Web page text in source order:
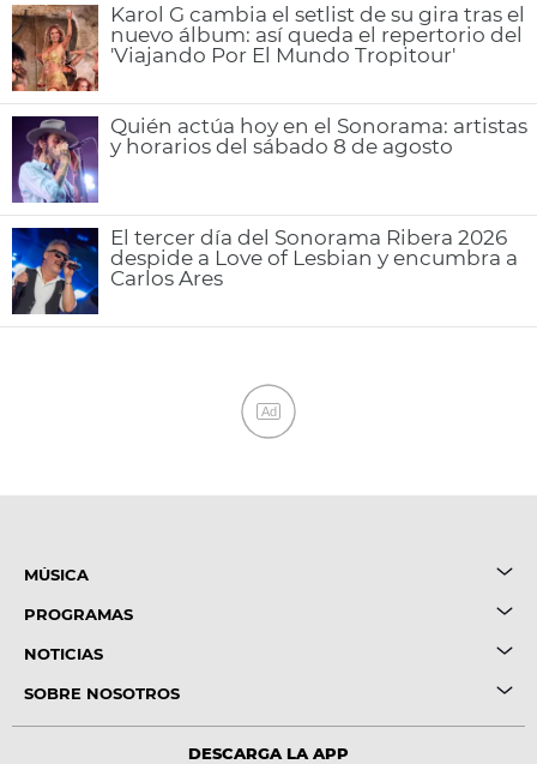
Karol G cambia el setlist de su gira tras el
nuevo álbum: así queda el repertorio del
'Viajando Por El Mundo Tropitour'
Quién actúa hoy en el Sonorama: artistas
y horarios del sábado 8 de agosto
El tercer día del Sonorama Ribera 2026
despide a Love of Lesbian y encumbra a
Carlos Ares
Ad
MÚSICA
PROGRAMAS
NOTICIAS
SOBRE NOSOTROS
DESCARGA LA APP